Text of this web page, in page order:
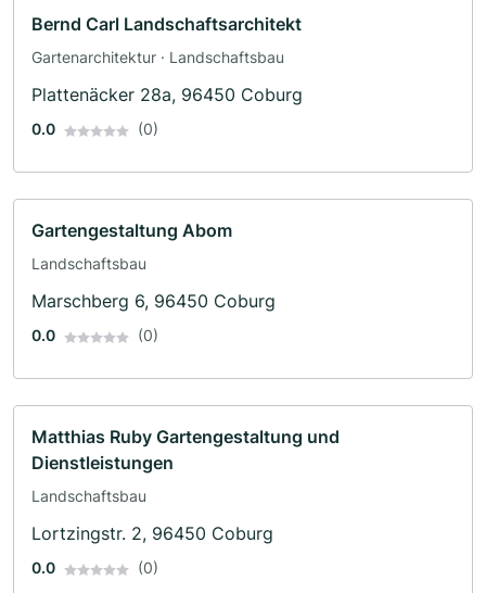
Bernd Carl Landschaftsarchitekt
Gartenarchitektur · Landschaftsbau
Plattenäcker 28a, 96450 Coburg
0.0 (0)
Gartengestaltung Abom
Landschaftsbau
Marschberg 6, 96450 Coburg
0.0 (0)
Matthias Ruby Gartengestaltung und
Dienstleistungen
Landschaftsbau
Lortzingstr. 2, 96450 Coburg
0.0 (0)